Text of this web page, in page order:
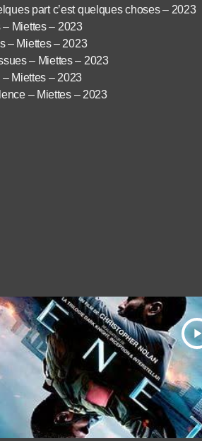
part c’est quelques choses – 2023
Miettes – 2023
– Miettes – 2023
– Miettes – 2023
Miettes – 2023
– Miettes – 2023
play_arrow